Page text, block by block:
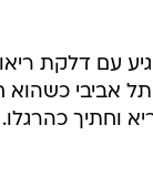
עם דלקת
אביבי כשהוא
וחתיך